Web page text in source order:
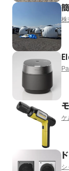
株
ケ
シ